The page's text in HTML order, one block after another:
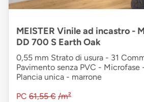
MEISTER Vinile ad incastro -
DD 700 S Earth Oak
0,55 mm Strato di usura - 31
Pavimento senza PVC -
Plancia unica - marrone
PC 61,55 € /m²